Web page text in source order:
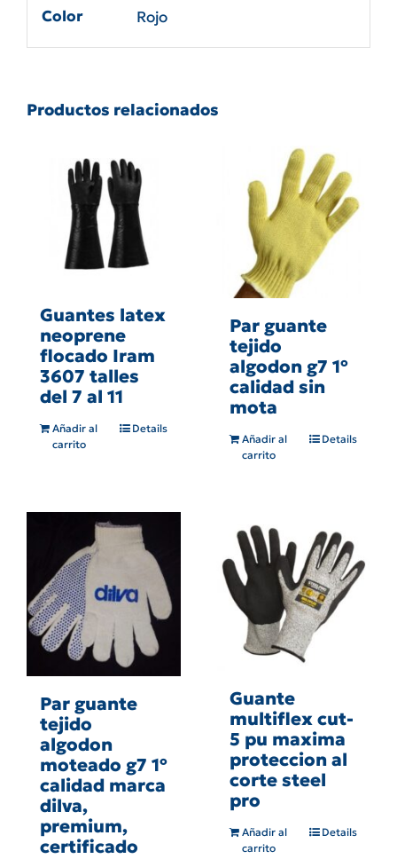
Color Rojo
Productos relacionados
Guantes latex
neoprene
flocado Iram
3607 talles
del 7 al 11
Añadir al
carrito
Details
Par guante
tejido
algodon g7 1º
calidad sin
mota
Añadir al
carrito
Details
Par guante
tejido
algodon
moteado g7 1º
calidad marca
dilva,
premium,
certificado
Guante
multiflex cut-
5 pu maxima
proteccion al
corte steel
pro
Añadir al
carrito
Details